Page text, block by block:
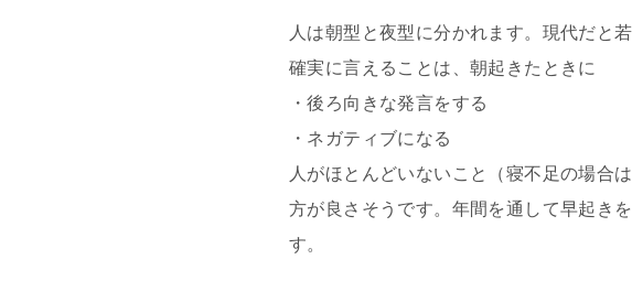
人は朝型と夜型に分かれます。現代だと
確実に言えることは、朝起きたときに
・後ろ向きな発言をする
・ネガティブになる
人がほとんどいないこと（寝不足の場合
方が良さそうです。年間を通して早起き
す。